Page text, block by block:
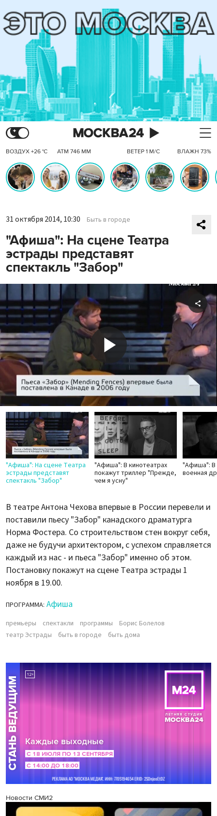
ВОЗДУХ +26 °C АТМ 746 ММ ВЕТЕР 1 М/С ВЛАЖН 73%
31 октября 2014, 10:30 Быть в городе
"Афиша": На сцене Театра
эстрады представят
спектакль "Забор"
Play
Video
"Афиша": На сцене Театра
эстрады представят
спектакль "Забор"
"Афиша": В кинотеатрах
покажут триллер "Прежде,
чем я усну"
"Афиша": В
военная
В театре Антона Чехова впервые в России перевели и
поставили пьесу "Забор" канадского драматурга
Норма Фостера. Со строительством стен вокруг себя,
даже не будучи архитектором, с успехом справляется
каждый из нас - и пьеса "Забор" именно об этом.
Постановку покажут на сцене Театра эстрады 1
ноября в 19.00.
ПРОГРАММА: Афиша
премьеры спектакли программы
Борис Болелов
театр Эстрады
быть в городе быть дома
Новости СМИ2